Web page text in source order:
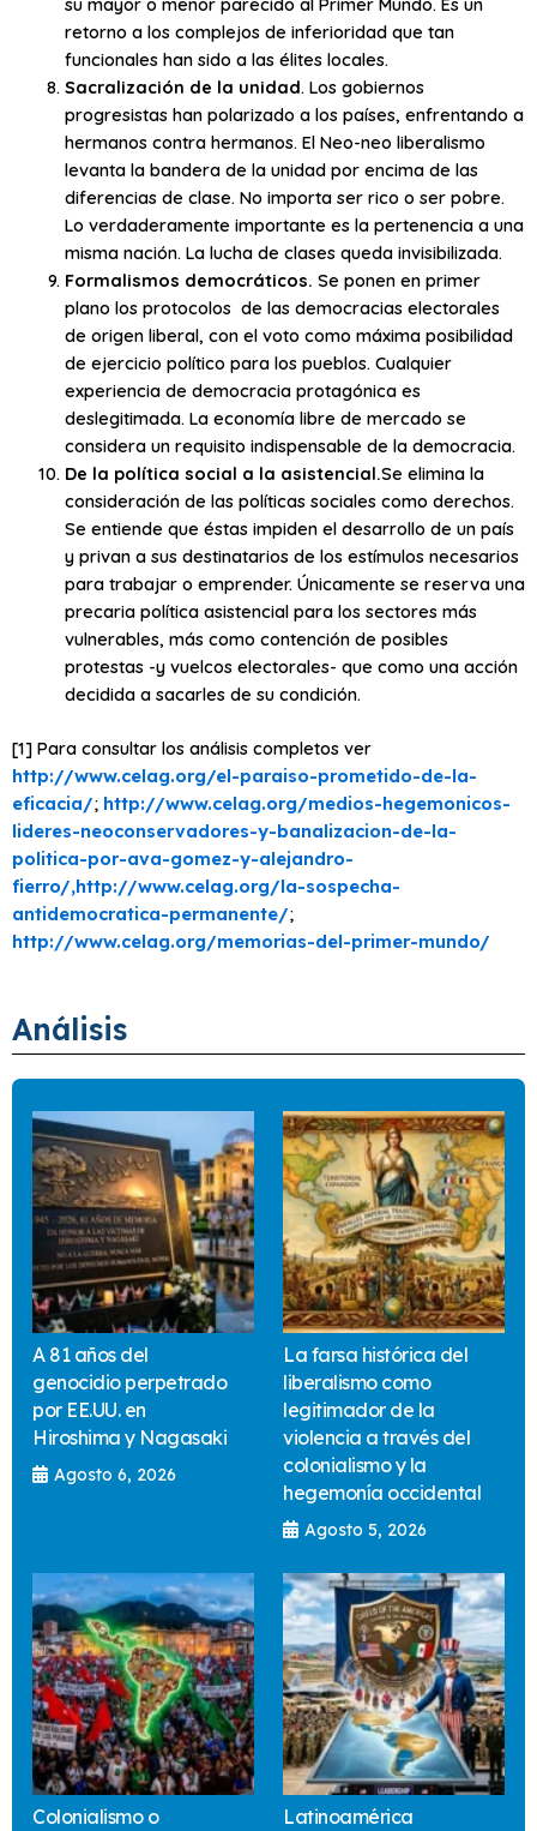
retorno a los complejos de inferioridad que tan
funcionales han sido a las élites locales.
Sacralización de la unidad. Los gobiernos
progresistas han polarizado a los países, enfrentando a
hermanos contra hermanos. El Neo-neo liberalismo
levanta la bandera de la unidad por encima de las
diferencias de clase. No importa ser rico o ser pobre.
Lo verdaderamente importante es la pertenencia a una
misma nación. La lucha de clases queda invisibilizada.
Formalismos democráticos. Se ponen en primer
plano los protocolos de las democracias electorales
de origen liberal, con el voto como máxima posibilidad
de ejercicio político para los pueblos. Cualquier
experiencia de democracia protagónica es
deslegitimada. La economía libre de mercado se
considera un requisito indispensable de la democracia.
De la política social a la asistencial.Se elimina la
consideración de las políticas sociales como derechos.
Se entiende que éstas impiden el desarrollo de un país
y privan a sus destinatarios de los estímulos necesarios
para trabajar o emprender. Únicamente se reserva una
precaria política asistencial para los sectores más
vulnerables, más como contención de posibles
protestas -y vuelcos electorales- que como una acción
decidida a sacarles de su condición.
[1] Para consultar los análisis completos ver
http://www.celag.org/el-paraiso-prometido-de-la-
eficacia/; http://www.celag.org/medios-hegemonicos-
lideres-neoconservadores-y-banalizacion-de-la-
politica-por-ava-gomez-y-alejandro-
fierro/,http://www.celag.org/la-sospecha-
antidemocratica-permanente/;
http://www.celag.org/memorias-del-primer-mundo/
Análisis
A 81 años del
genocidio perpetrado
por EE.UU. en
Hiroshima y Nagasaki
Agosto 6, 2026
La farsa histórica del
liberalismo como
legitimador de la
violencia a través del
colonialismo y la
hegemonía occidental
Agosto 5, 2026
Colonialismo o
Latinoamérica